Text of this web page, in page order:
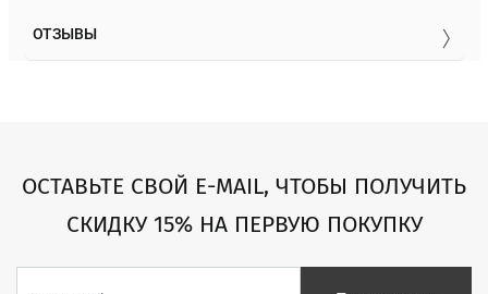
ОТЗЫВЫ
ОСТАВЬТЕ СВОЙ E-MAIL, ЧТОБЫ ПОЛУЧИТЬ
СКИДКУ 15% НА ПЕРВУЮ ПОКУПКУ